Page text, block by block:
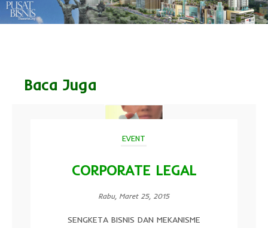
Baca Juga
EVENT
CORPORATE LEGAL
Rabu, Maret 25, 2015
SENGKETA BISNIS DAN MEKANISME